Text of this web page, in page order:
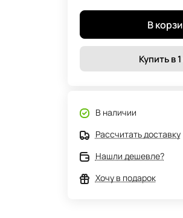
В
Купить в
В наличии
Рассчитать доставку
Нашли дешевле?
Хочу в подарок